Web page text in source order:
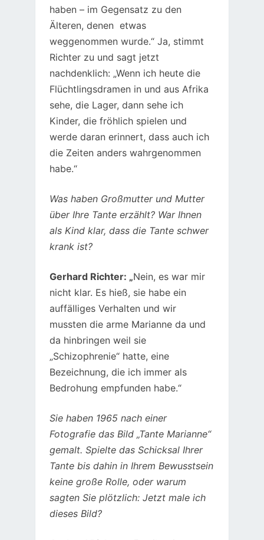
haben – im Gegensatz zu den
Älteren, denen etwas
weggenommen wurde.“ Ja, stimmt
Richter zu und sagt jetzt
nachdenklich: „Wenn ich heute die
Flüchtlingsdramen in und aus Afrika
sehe, die Lager, dann sehe ich
Kinder, die fröhlich spielen und
werde daran erinnert, dass auch ich
die Zeiten anders wahrgenommen
habe.“
Was haben Großmutter und Mutter
über Ihre Tante erzählt? War Ihnen
als Kind klar, dass die Tante schwer
krank ist?
Gerhard Richter: „Nein, es war mir
nicht klar. Es hieß, sie habe ein
auffälliges Verhalten und wir
mussten die arme Marianne da und
da hinbringen weil sie
„Schizophrenie“ hatte, eine
Bezeichnung, die ich immer als
Bedrohung empfunden habe.“
Sie haben 1965 nach einer
Fotografie das Bild „Tante Marianne“
gemalt. Spielte das Schicksal Ihrer
Tante bis dahin in Ihrem Bewusstsein
keine große Rolle, oder warum
sagten Sie plötzlich: Jetzt male ich
dieses Bild?